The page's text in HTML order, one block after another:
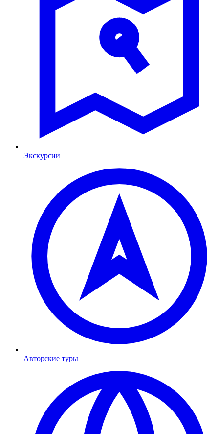
Экскурсии
Авторские туры